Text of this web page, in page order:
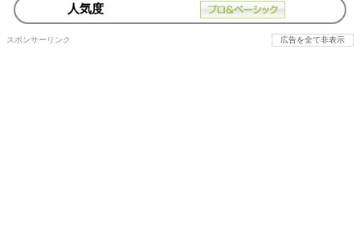
人気度
スポンサーリンク 広告を全て非表示